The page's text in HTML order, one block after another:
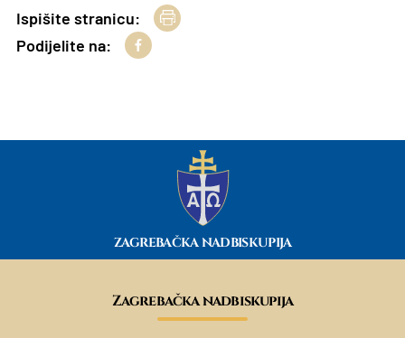
Ispišite stranicu:
Podijelite na:
ZAGREBAČKA NADBISKUPIJA
Zagrebačka nadbiskupija